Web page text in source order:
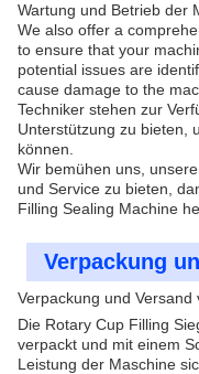
Wartung und Betrieb der
We also offer a
to ensure that your
potential issues are
cause damage to the
Techniker stehen zur
Unterstützung zu bieten,
können.
Wir bemühen uns,
und Service zu bieten,
Filling Sealing Machine
Verpackung
Verpackung und
Die Rotary Cup Filling
verpackt und mit einem
Leistung der Maschine